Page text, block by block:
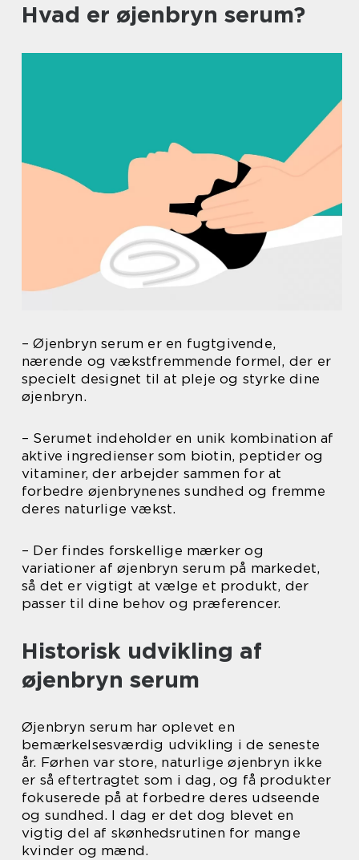
Hvad er øjenbryn serum?
– Øjenbryn serum er en fugtgivende,
nærende og vækstfremmende formel, der er
specielt designet til at pleje og styrke dine
øjenbryn.
– Serumet indeholder en unik kombination af
aktive ingredienser som biotin, peptider og
vitaminer, der arbejder sammen for at
forbedre øjenbrynenes sundhed og fremme
deres naturlige vækst.
– Der findes forskellige mærker og
variationer af øjenbryn serum på markedet,
så det er vigtigt at vælge et produkt, der
passer til dine behov og præferencer.
Historisk udvikling af
øjenbryn serum
Øjenbryn serum har oplevet en
bemærkelsesværdig udvikling i de seneste
år. Førhen var store, naturlige øjenbryn ikke
er så eftertragtet som i dag, og få produkter
fokuserede på at forbedre deres udseende
og sundhed. I dag er det dog blevet en
vigtig del af skønhedsrutinen for mange
kvinder og mænd.